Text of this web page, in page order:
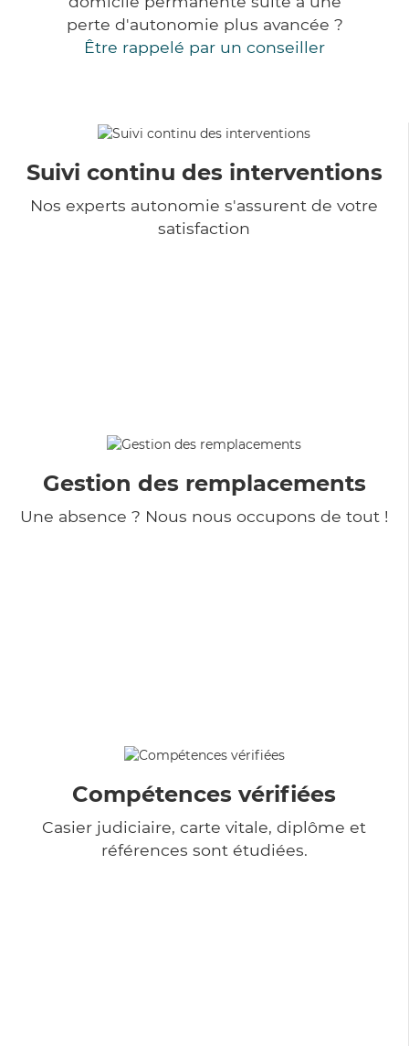
perte d'autonomie plus avancée ?
Être rappelé par un conseiller
Suivi continu des interventions
Nos experts autonomie s'assurent de votre
satisfaction
Gestion des remplacements
Une absence ? Nous nous occupons de tout !
Compétences vérifiées
Casier judiciaire, carte vitale, diplôme et
références sont étudiées.